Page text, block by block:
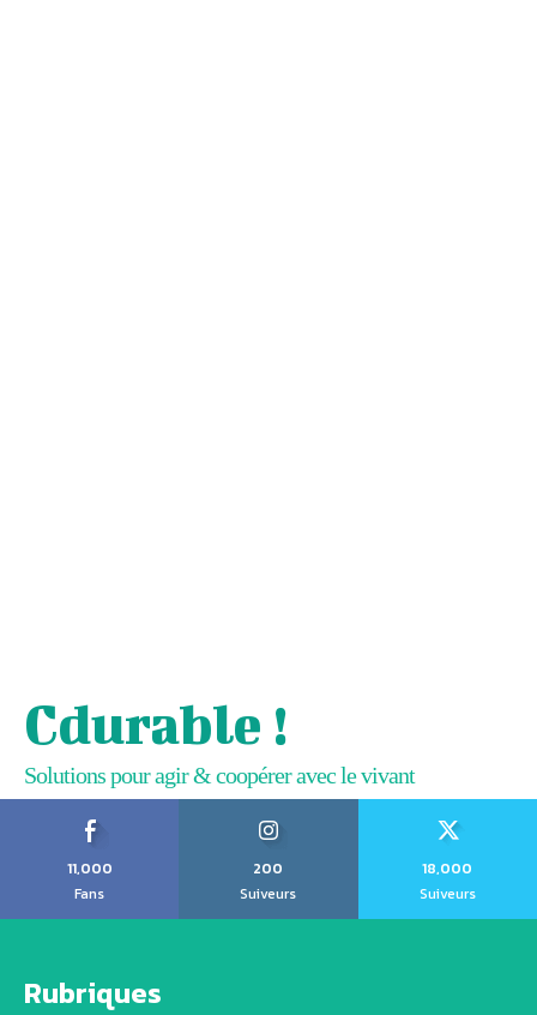
Cdurable !
Solutions pour agir & coopérer avec le vivant
11,000
Fans
200
Suiveurs
18,000
Suiveurs
Rubriques